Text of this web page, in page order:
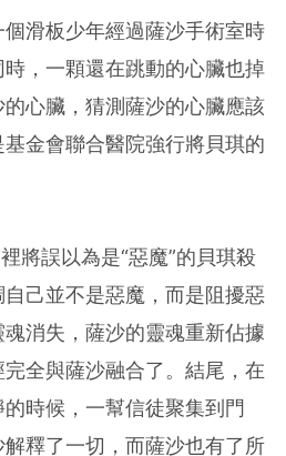
滑板少年經過薩沙手術室時
，一顆還在跳動的心臟也掉
心臟，猜測薩沙的心臟應該
金會聯合醫院強行將貝琪的
將誤以為是“惡魔”的貝琪殺
己並不是惡魔，而是阻擾惡
消失，薩沙的靈魂重新佔據
全與薩沙融合了。結尾，在
時候，一幫信徒聚集到門
釋了一切，而薩沙也有了所